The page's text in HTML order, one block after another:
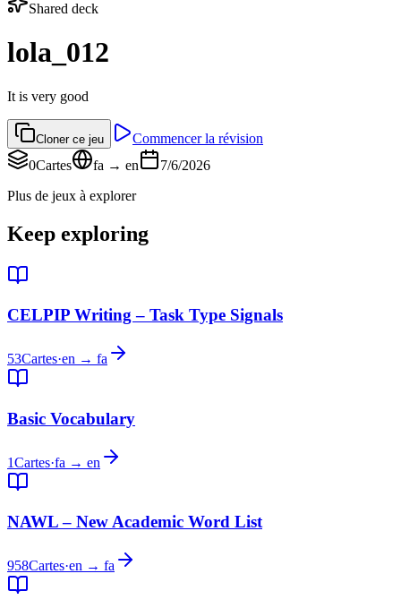
Shared deck
lola_012
It is very good
Cloner ce jeu
Commencer la révision
0Cartes fa → en
7/6/2026
Plus de jeux à explorer
Keep exploring
CELPIP Writing – Task Type Signals
53Cartes·en → fa
Basic Vocabulary
1Cartes·fa → en
NAWL – New Academic Word List
958Cartes·en → fa